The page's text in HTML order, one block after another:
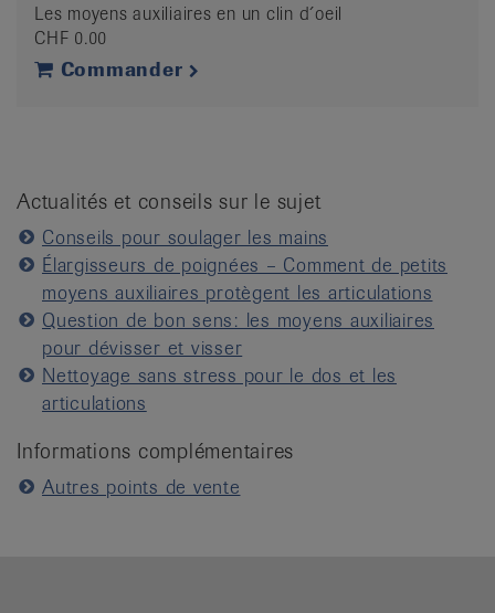
Les moyens auxiliaires en un clin d´oeil
CHF 0.00
Commander
Actualités et conseils sur le sujet
Conseils pour soulager les mains
Élargisseurs de poignées – Comment de petits
moyens auxiliaires protègent les articulations
Question de bon sens: les moyens auxiliaires
pour dévisser et visser
Nettoyage sans stress pour le dos et les
articulations
Informations complémentaires
Autres points de vente